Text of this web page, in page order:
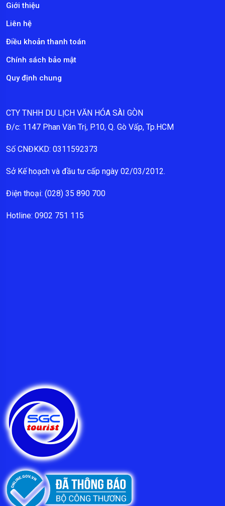
Giới thiệu
Liên hệ
Điều khoản thanh toán
Chính sách bảo mật
Quy định chung
CTY TNHH DU LỊCH VĂN HÓA SÀI GÒN
Đ/c: 1147 Phan Văn Trị, P.10, Q. Gò Vấp, Tp.HCM
Số CNĐKKD: 0311592373
Sở Kế hoạch và đầu tư cấp ngày 02/03/2012.
Điện thoại: (028) 35 890 700
Hotline: 0902 751 115